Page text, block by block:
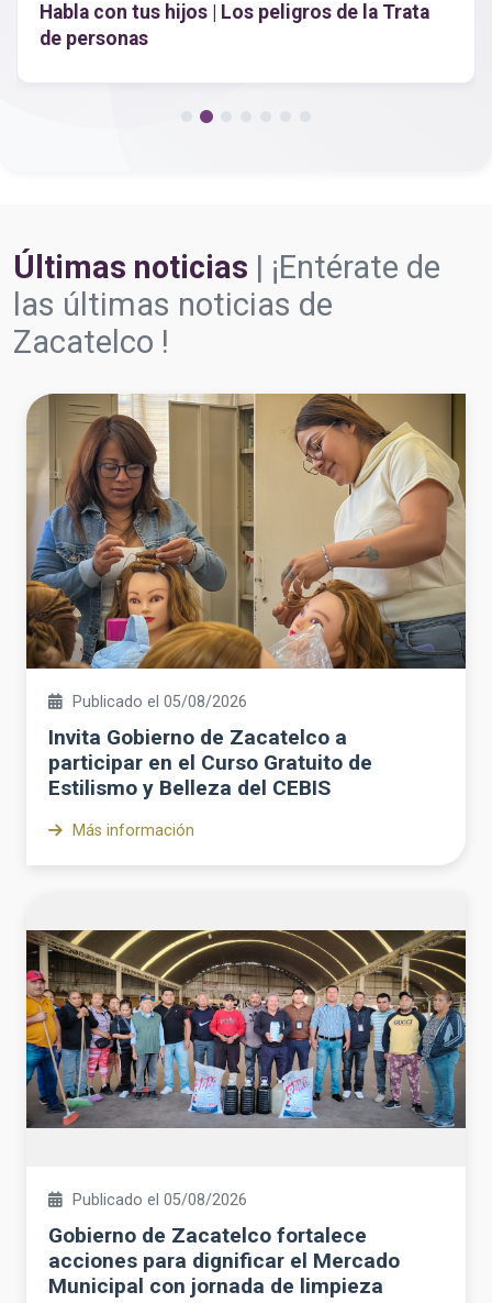
Habla con tus hijos | Los peligros de la Trata
de personas
Últimas noticias | ¡Entérate de
las últimas noticias de
Zacatelco !
Publicado el 05/08/2026
Invita Gobierno de Zacatelco a
participar en el Curso Gratuito de
Estilismo y Belleza del CEBIS
Más información
Publicado el 05/08/2026
Gobierno de Zacatelco fortalece
acciones para dignificar el Mercado
Municipal con jornada de limpieza